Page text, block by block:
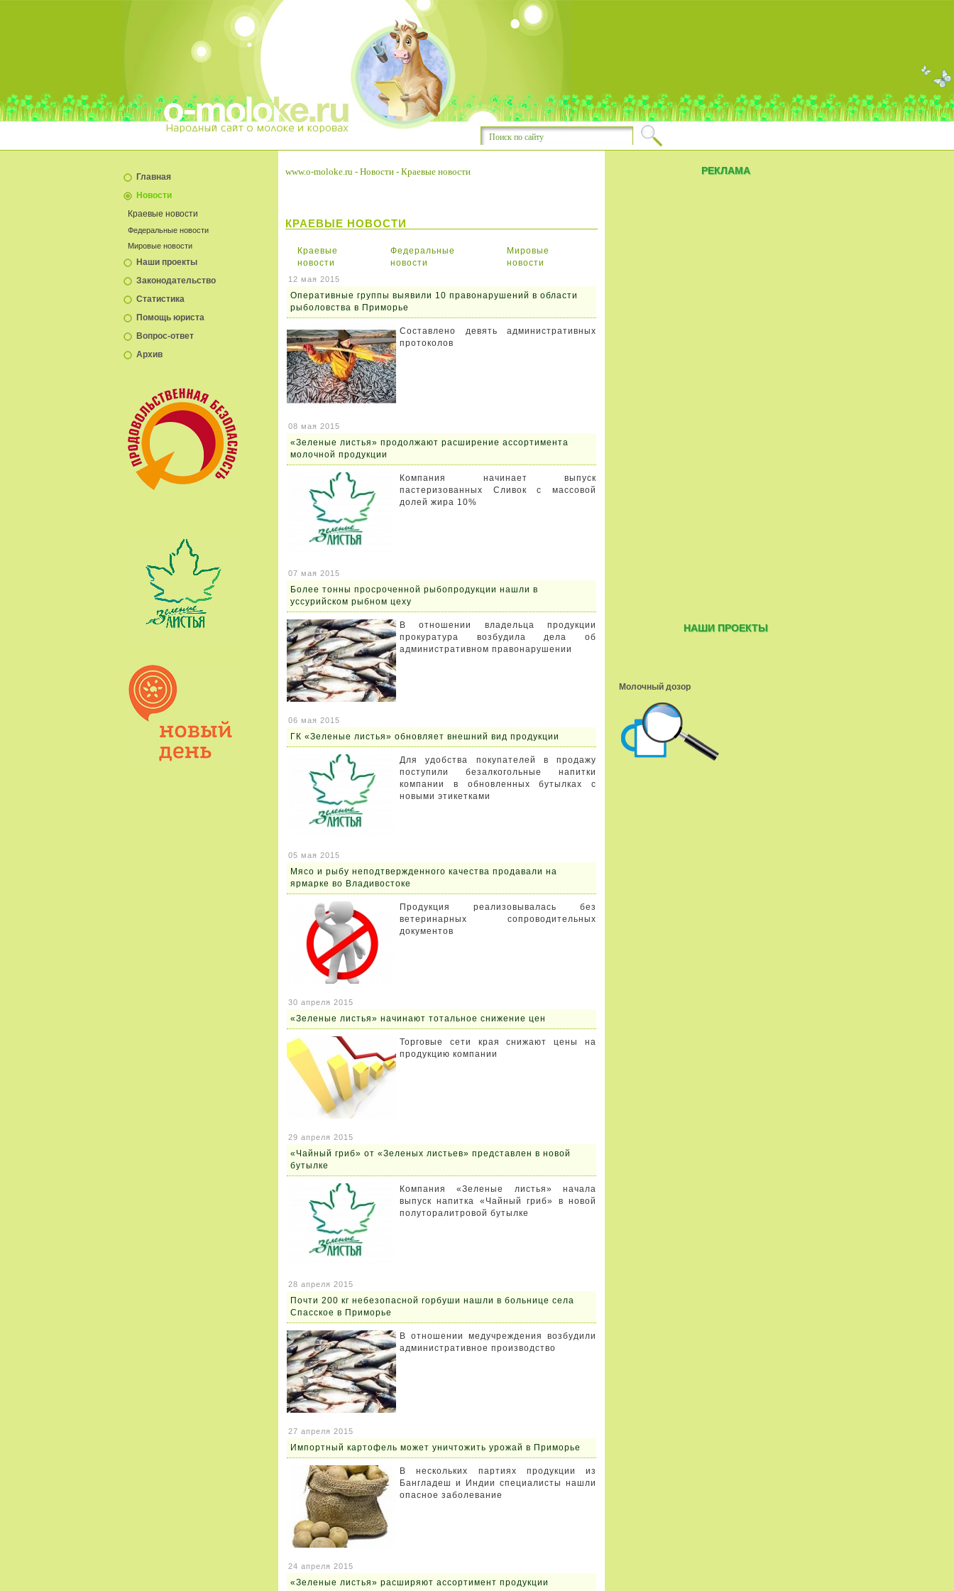
Главная
Новости
Краевые новости
Федеральные новости
Мировые новости
Наши проекты
Законодательство
Статистика
Помощь юриста
Вопрос-ответ
Архив
www.o-moloke.ru - Новости - Краевые новости
КРАЕВЫЕ НОВОСТИ
Краевые
новости
Федеральные
новости
Мировые
новости
12 мая 2015
Оперативные группы выявили 10 правонарушений в области
рыболовства в Приморье
Составлено девять административных
протоколов
08 мая 2015
«Зеленые листья» продолжают расширение ассортимента
молочной продукции
Компания начинает выпуск
пастеризованных Сливок с массовой
долей жира 10%
07 мая 2015
Более тонны просроченной рыбопродукции нашли в
уссурийском рыбном цеху
В отношении владельца продукции
прокуратура возбудила дела об
административном правонарушении
06 мая 2015
ГК «Зеленые листья» обновляет внешний вид продукции
Для удобства покупателей в продажу
поступили безалкогольные напитки
компании в обновленных бутылках с
новыми этикетками
05 мая 2015
Мясо и рыбу неподтвержденного качества продавали на
ярмарке во Владивостоке
Продукция реализовывалась без
ветеринарных сопроводительных
документов
30 апреля 2015
«Зеленые листья» начинают тотальное снижение цен
Торговые сети края снижают цены на
продукцию компании
29 апреля 2015
«Чайный гриб» от «Зеленых листьев» представлен в новой
бутылке
Компания «Зеленые листья» начала
выпуск напитка «Чайный гриб» в новой
полуторалитровой бутылке
28 апреля 2015
Почти 200 кг небезопасной горбуши нашли в больнице села
Спасское в Приморье
В отношении медучреждения возбудили
административное производство
27 апреля 2015
Импортный картофель может уничтожить урожай в Приморье
В нескольких партиях продукции из
Бангладеш и Индии специалисты нашли
опасное заболевание
24 апреля 2015
«Зеленые листья» расширяют ассортимент продукции
РЕКЛАМА
НАШИ ПРОЕКТЫ
Молочный дозор